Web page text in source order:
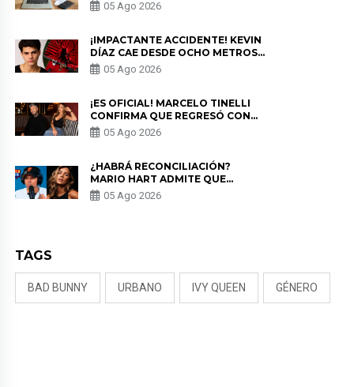
PRIVACIDAD?
05 Ago 2026
¡IMPACTANTE ACCIDENTE! KEVIN
DÍAZ CAE DESDE OCHO METROS
EN “ESTO ES GUERRA” Y GENERA
PREOCUPACIÓN
05 Ago 2026
¡ES OFICIAL! MARCELO TINELLI
CONFIRMA QUE REGRESÓ CON
MILETT FIGUEROA: “EL AMOR
PUDO MÁS”
05 Ago 2026
¿HABRÁ RECONCILIACIÓN?
MARIO HART ADMITE QUE
PODRÍA VOLVER CON KORINA
RIVADENEIRA: “NO LE CERRARÍA
05 Ago 2026
TAGS
BAD BUNNY URBANO IVY QUEEN GÉNERO